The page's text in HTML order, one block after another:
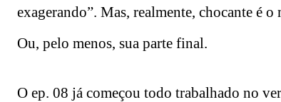
exagerando”. Mas, realmente, chocante é
Ou, pelo menos, sua parte final.
O ep. 08 já começou todo trabalhado no